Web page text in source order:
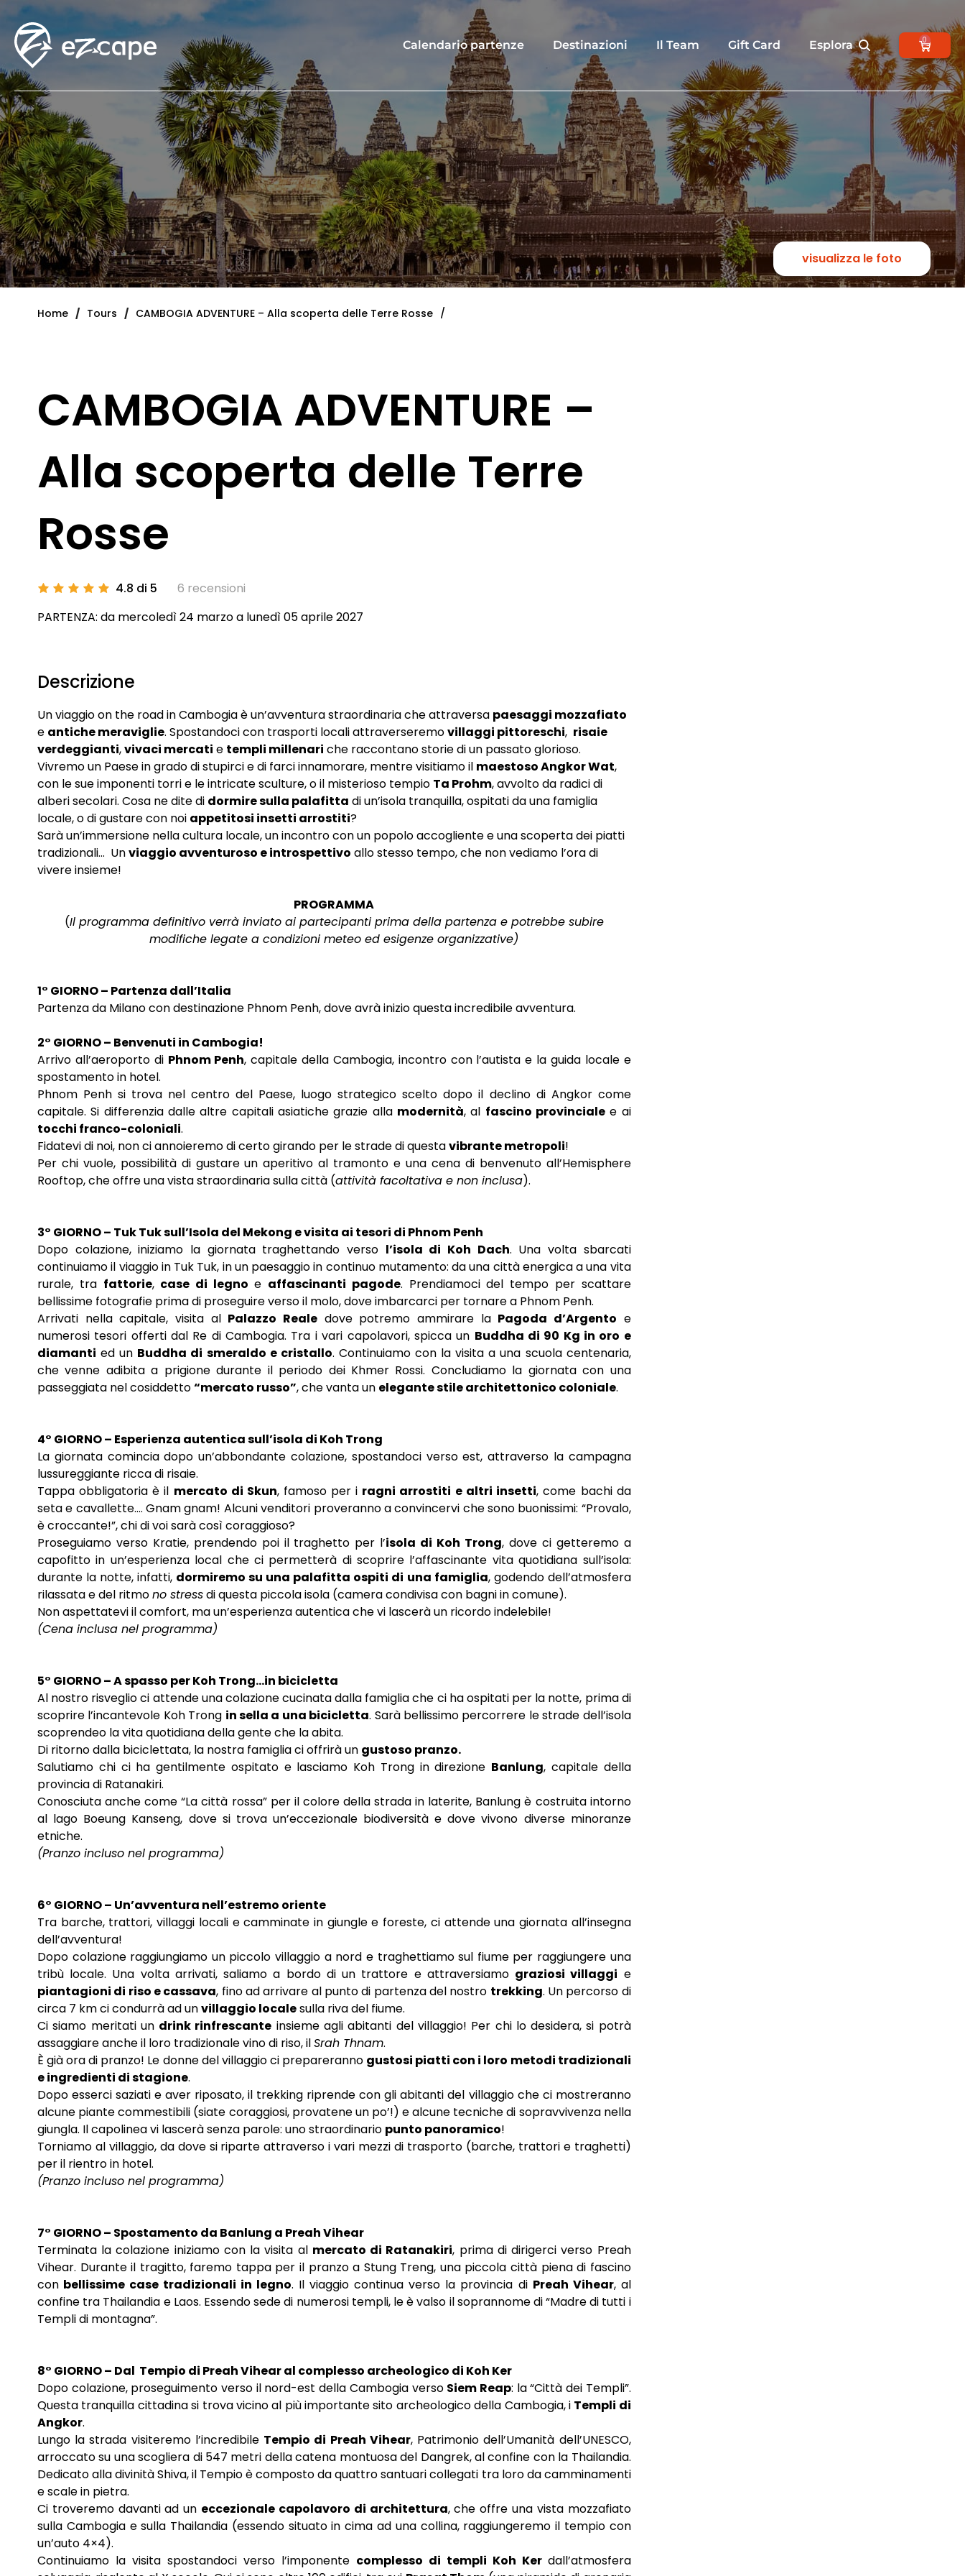
Calendario partenze Destinazioni Il Team Gift Card Esplora 0
visualizza le foto
Home Tours CAMBOGIA ADVENTURE – Alla scoperta delle Terre Rosse
CAMBOGIA ADVENTURE –
Alla scoperta delle Terre
Rosse
4.8 di 5
6 recensioni
PARTENZA: da mercoledì 24 marzo a lunedì 05 aprile 2027
Descrizione
Un viaggio on the road in Cambogia è un’avventura straordinaria che attraversa paesaggi mozzafiato
e antiche meraviglie. Spostandoci con trasporti locali attraverseremovillaggi pittoreschi, risaie
verdeggianti,vivaci mercati e templi millenari che raccontano storie di un passato glorioso.
Vivremo un Paese in grado di stupirci e di farci innamorare, mentre visitiamo il maestoso Angkor Wat,
con le sue imponenti torri e le intricate sculture, o il misterioso tempio Ta Prohm, avvolto da radici di
alberi secolari. Cosa ne dite di dormire sulla palafitta di un’isola tranquilla, ospitati da una famiglia
locale, o di gustare con noi appetitosi insetti arrostiti?
Sarà un’immersione nella cultura locale, un incontro con un popolo accogliente e una scoperta dei piatti
tradizionali… Unviaggio avventuroso e introspettivo allo stesso tempo, che non vediamo l’ora di
vivere insieme!
PROGRAMMA
(Il programma definitivo verrà inviato ai partecipanti prima della partenza e potrebbe subire
modifiche legate a condizioni meteo ed esigenze organizzative)
1° GIORNO – Partenza dall’Italia
Partenza da Milano con destinazione Phnom Penh, dove avrà inizio questa incredibile avventura.
2° GIORNO – Benvenuti in Cambogia!
Arrivo all’aeroporto di Phnom Penh, capitale della Cambogia, incontro con l’autista e la guida locale e
spostamento in hotel.
Phnom Penh si trova nel centro del Paese, luogo strategico scelto dopo il declino di Angkor come
capitale. Si differenzia dalle altre capitali asiatiche grazie alla modernità, al fascino provinciale e ai
tocchi franco-coloniali.
Fidatevi di noi, non ci annoieremo di certo girando per le strade di questavibrante metropoli!
Per chi vuole, possibilità di gustare un aperitivo al tramonto e una cena di benvenuto all’Hemisphere
Rooftop, che offre una vista straordinaria sulla città (attività facoltativa e non inclusa).
3° GIORNO – Tuk Tuk sull’Isola del Mekong e visita ai tesori di Phnom Penh
Dopo colazione, iniziamo la giornata traghettando verso l’isola di Koh Dach. Una volta sbarcati
continuiamo il viaggio in Tuk Tuk, in un paesaggio in continuo mutamento: da una città energica a una vita
rurale, tra fattorie, case di legno e affascinanti pagode. Prendiamoci del tempo per scattare
bellissime fotografie prima di proseguire verso il molo, dove imbarcarci per tornare a Phnom Penh.
Arrivati nella capitale, visita al Palazzo Reale dove potremo ammirare la Pagoda d’Argento e
numerosi tesori offerti dal Re di Cambogia. Tra i vari capolavori, spicca un Buddha di 90 Kg in oro e
diamanti ed un Buddha di smeraldo e cristallo. Continuiamo con la visita a una scuola centenaria,
che venne adibita a prigione durante il periodo dei Khmer Rossi. Concludiamo la giornata con una
passeggiata nel cosiddetto“mercato russo”, che vanta un elegante stile architettonico coloniale.
4° GIORNO – Esperienza autentica sull’isola di Koh Trong
La giornata comincia dopo un’abbondante colazione, spostandoci verso est, attraverso la campagna
lussureggiante ricca di risaie.
Tappa obbligatoria è il mercato di Skun, famoso per i ragni arrostiti e altri insetti, come bachi da
seta e cavallette…. Gnam gnam! Alcuni venditori proveranno a convincervi che sono buonissimi: “Provalo,
è croccante!”, chi di voi sarà così coraggioso?
Proseguiamo verso Kratie, prendendo poi il traghetto per l’isola di Koh Trong, dove ci getteremo a
capofitto in un’esperienza local che ci permetterà di scoprire l’affascinante vita quotidiana sull’isola:
durante la notte, infatti, dormiremo su una palafitta ospiti di una famiglia, godendo dell’atmosfera
rilassata e del ritmono stressdi questa piccola isola (camera condivisa con bagni in comune).
Non aspettatevi il comfort, ma un’esperienza autentica che vi lascerà un ricordo indelebile!
(Cena inclusa nel programma)
5° GIORNO – A spasso per Koh Trong…in bicicletta
Al nostro risveglio ci attende una colazione cucinata dalla famiglia che ci ha ospitati per la notte, prima di
scoprire l’incantevole Koh Trong in sella a una bicicletta. Sarà bellissimo percorrere le strade dell’isola
scoprendeo la vita quotidiana della gente che la abita.
Di ritorno dalla biciclettata, la nostra famiglia ci offrirà un gustoso pranzo.
Salutiamo chi ci ha gentilmente ospitato e lasciamo Koh Trong in direzione Banlung, capitale della
provincia di Ratanakiri.
Conosciuta anche come “La città rossa” per il colore della strada in laterite, Banlung è costruita intorno
al lago Boeung Kanseng, dove si trova un’eccezionale biodiversità e dove vivono diverse minoranze
etniche.
(Pranzo incluso nel programma)
6° GIORNO – Un’avventura nell’estremo oriente
Tra barche, trattori, villaggi locali e camminate in giungle e foreste, ci attende una giornata all’insegna
dell’avventura!
Dopo colazione raggiungiamo un piccolo villaggio a nord e traghettiamo sul fiume per raggiungere una
tribù locale. Una volta arrivati, saliamo a bordo di un trattore e attraversiamo graziosi villaggi e
piantagioni di riso e cassava, fino ad arrivare al punto di partenza del nostro trekking. Un percorso di
circa 7 km ci condurrà ad unvillaggio localesulla riva del fiume.
Ci siamo meritati un drink rinfrescante insieme agli abitanti del villaggio! Per chi lo desidera, si potrà
assaggiare anche il loro tradizionale vino di riso, ilSrah Thnam.
È già ora di pranzo! Le donne del villaggio ci prepareranno gustosi piatti con i loro metodi tradizionali
e ingredienti di stagione.
Dopo esserci saziati e aver riposato, il trekking riprende con gli abitanti del villaggio che ci mostreranno
alcune piante commestibili (siate coraggiosi, provatene un po’!) e alcune tecniche di sopravvivenza nella
giungla. Il capolinea vi lascerà senza parole: uno straordinario punto panoramico!
Torniamo al villaggio, da dove si riparte attraverso i vari mezzi di trasporto (barche, trattori e traghetti)
per il rientro in hotel.
(Pranzo incluso nel programma)
7° GIORNO – Spostamento da Banlung a Preah Vihear
Terminata la colazione iniziamo con la visita al mercato di Ratanakiri, prima di dirigerci verso Preah
Vihear. Durante il tragitto, faremo tappa per il pranzo a Stung Treng, una piccola città piena di fascino
con bellissime case tradizionali in legno. Il viaggio continua verso la provincia di Preah Vihear, al
confine tra Thailandia e Laos. Essendo sede di numerosi templi, le è valso il soprannome di “Madre di tutti i
Templi di montagna”.
8° GIORNO – Dal Tempio di Preah Vihear al complesso archeologico di Koh Ker
Dopo colazione, proseguimento verso il nord-est della Cambogia verso Siem Reap: la “Città dei Templi”.
Questa tranquilla cittadina si trova vicino al più importante sito archeologico della Cambogia, i Templi di
Angkor.
Lungo la strada visiteremo l’incredibile Tempio di Preah Vihear, Patrimonio dell’Umanità dell’UNESCO,
arroccato su una scogliera di 547 metri della catena montuosa del Dangrek, al confine con la Thailandia.
Dedicato alla divinità Shiva, il Tempio è composto da quattro santuari collegati tra loro da camminamenti
e scale in pietra.
Ci troveremo davanti ad un eccezionale capolavoro di architettura, che offre una vista mozzafiato
sulla Cambogia e sulla Thailandia (essendo situato in cima ad una collina, raggiungeremo il tempio con
un’auto 4×4).
Continuiamo la visita spostandoci verso l’imponente complesso di templi Koh Ker dall’atmosfera